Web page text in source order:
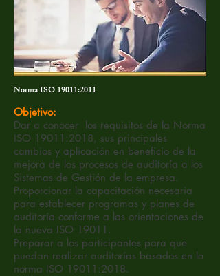
Norma ISO 19011:2011
Objetivo:
Dar a conocer los requisitos de la Norma
ISO 19011:2018, sus principales
cambios y aplicación en beneficio de la
mejora de los procesos de auditoría a los
Sistemas de Gestión de la empresa.
Proporcionar la capacitación necesaria
para establecer programas y planes de
auditoría conforme a las orientaciones de
la nueva ISO 19011.
Preparar a los participantes para que
puedan realizar auditorías basados en la
norma ISO 19011:2018.